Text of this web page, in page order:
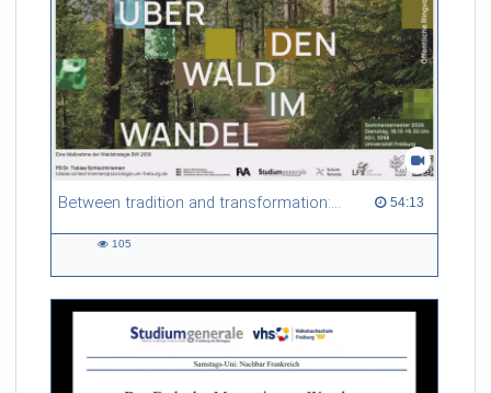
in diese besondere Handschrift, das Leben einer
spätmittelalterlichen Buchmalerin, die materielle Kultur der
Freiburger Frauenklöster und aktuelle Probleme der
modernen Konservierung alter Handschriften.
Referent/in:
Prof. Dr. Martina Backes
(Deutsches Seminar,
Universität Freiburg)
Between tradition and transformation: how owners, advisers and institutions co-create knowledge for resilient forests in Europe 54:13
54:13 duration
105